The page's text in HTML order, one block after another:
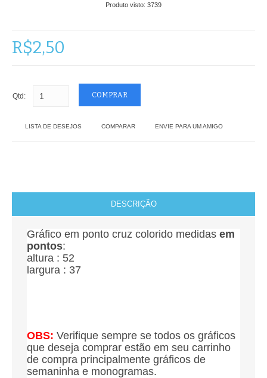
CONTATO
Produto visto: 3739
R$2,50
Qtd:
LISTA DE DESEJOS COMPARAR ENVIE PARA UM AMIGO
DESCRIÇÃO
Gráfico em ponto cruz colorido medidas em
pontos:
altura : 52
largura : 37
OBS: Verifique sempre se todos os gráficos
que deseja comprar estão em seu carrinho
de compra principalmente gráficos de
semaninha e monogramas.